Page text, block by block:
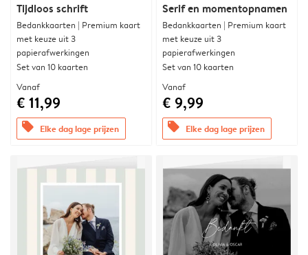
Tijdloos schrift
Bedankkaarten | Premium kaart
met keuze uit 3
papierafwerkingen
Set van 10 kaarten
Vanaf
€ 11,99
offers Elke dag lage prijzen
Serif en momentopnamen
Bedankkaarten | Premium kaart
met keuze uit 3
papierafwerkingen
Set van 10 kaarten
Vanaf
€ 9,99
offers Elke dag lage prijzen